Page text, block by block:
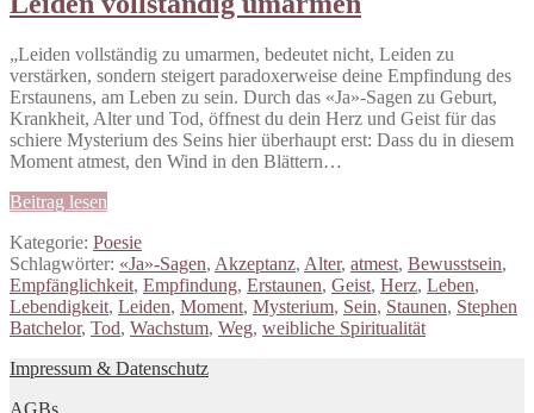
„Leiden vollständig zu umarmen, bedeutet nicht, Leiden zu
verstärken, sondern steigert paradoxerweise deine Empfindung des
Erstaunens, am Leben zu sein. Durch das «Ja»-Sagen zu Geburt,
Krankheit, Alter und Tod, öffnest du dein Herz und Geist für das
schiere Mysterium des Seins hier überhaupt erst: Dass du in diesem
Moment atmest, den Wind in den Blättern…
Beitrag lesen
Kategorie: Poesie
Schlagwörter: «Ja»-Sagen, Akzeptanz, Alter, atmest, Bewusstsein,
Empfänglichkeit, Empfindung, Erstaunen, Geist, Herz, Leben,
Lebendigkeit, Leiden, Moment, Mysterium, Sein, Staunen, Stephen
Batchelor, Tod, Wachstum, Weg, weibliche Spiritualität
Impressum & Datenschutz
AGBs